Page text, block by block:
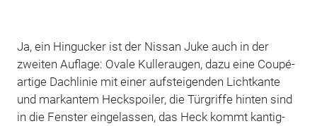
Ja, ein Hingucker ist der Nissan Juke auch in der
zweiten Auflage: Ovale Kulleraugen, dazu eine Coupé-
artige Dachlinie mit einer aufsteigenden Lichtkante
und markantem Heckspoiler, die Türgriffe hinten sind
in die Fenster eingelassen, das Heck kommt kantig-